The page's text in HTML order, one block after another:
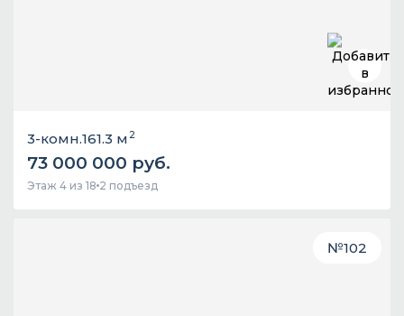
3-комн.161.3 м 2
73 000 000 руб.
Этаж 4 из 18 2 подъезд
№102